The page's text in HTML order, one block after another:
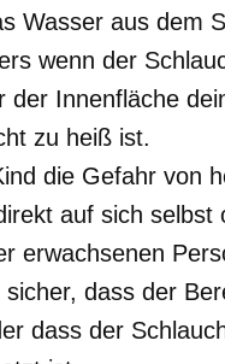
Wasser aus dem
wenn der
Innenfläche
zu heiß ist.
die Gefahr von
auf sich selbst
erwachsenen
sicher, dass der
dass der